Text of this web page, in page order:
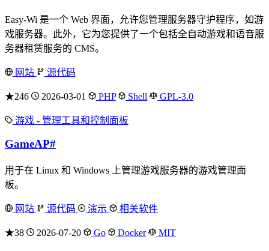
Easy-Wi 是一个 Web 界面，允许您管理服务器守护程序，如游
戏服务器。此外，它为您提供了一个包括全自动游戏和语音服
务器租赁服务的 CMS。
网站 源代码
★246 2026-03-01 PHP Shell GPL-3.0
游戏 - 管理工具和控制面板
GameAP#
用于在 Linux 和 Windows 上管理游戏服务器的游戏管理面
板。
网站 源代码 演示 相关软件
★38 2026-07-20 Go Docker MIT